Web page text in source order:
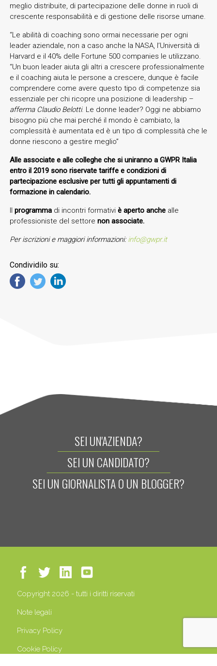
meglio distribuite, di partecipazione delle donne in ruoli di
crescente responsabilità e di gestione delle risorse umane.
“Le abilità di coaching sono ormai necessarie per ogni
leader aziendale, non a caso anche la NASA, l’Università di
Harvard e il 40% delle Fortune 500 companies le utilizzano.
“Un buon leader aiuta gli altri a crescere professionalmente
e il coaching aiuta le persone a crescere, dunque è facile
comprendere come avere questo tipo di competenze sia
essenziale per chi ricopre una posizione di leadership –
afferma Claudio Belotti. Le donne leader? Oggi ne abbiamo
bisogno più che mai perché il mondo è cambiato, la
complessità è aumentata ed è un tipo di complessità che le
donne riescono a gestire meglio”
Alle associate e alle colleghe che si uniranno a GWPR Italia
entro il 2019 sono riservate tariffe e condizioni di
partecipazione esclusive per tutti gli appuntamenti di
formazione in calendario.
Il programma di incontri formativi è aperto anche alle
professioniste del settore non associate.
Per iscrizioni e maggiori informazioni: info@gwpr.it
Condividilo su:
SEI UN'AZIENDA?
SEI UN CANDIDATO?
SEI UN GIORNALISTA O UN BLOGGER?
Copyright 2026 - tutti i diritti riservati
Note legali
Privacy Policy
Cookie Policy